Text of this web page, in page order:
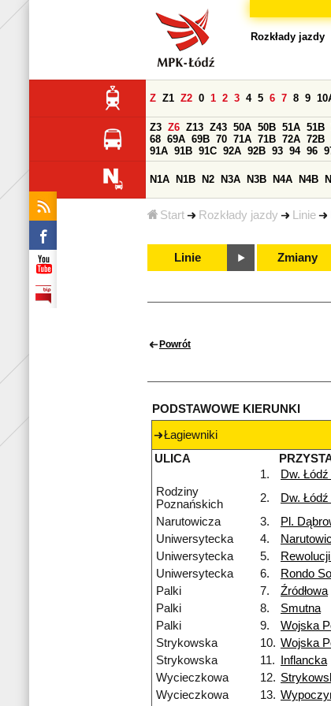
Start Rozkłady jazdy Linie
Rozkłady jazdy
Z Z1 Z2 0 1 2 3 4 5 6 7 8 9
Z3 Z6 Z13 Z43 50A 50B 51A 51B
68 69A 69B 70 71A 71B 72A 72B
91A 91B 91C 92A 92B 93 94 96
N1A N1B N2 N3A N3B N4A N4B
Linie Zmiany
Powrót
PODSTAWOWE KIERUNKI
Łagiewniki
ULICA
1.
Dw.
Rodziny
Poznańskich
2. Dw.
Narutowicza 3. Pl.
Uniwersytecka
4.
Uniwersytecka
5.
Uniwersytecka
6. Rondo
Palki
7. Źródłowa
Palki
8. Smutna
Palki
9. Wojska
Strykowska
10. Wojska
Strykowska
11. Inflancka
Wycieczkowa
12.
Wycieczkowa
13.